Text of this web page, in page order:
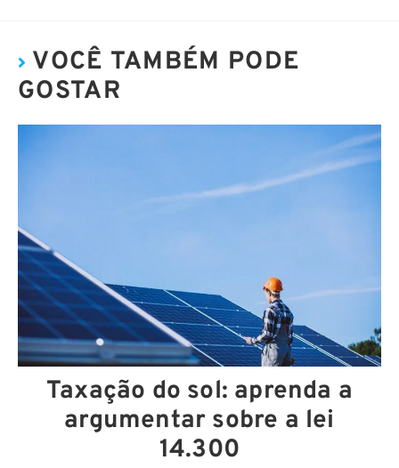
VOCÊ TAMBÉM PODE
GOSTAR
Taxação do sol: aprenda a
argumentar sobre a lei
14.300